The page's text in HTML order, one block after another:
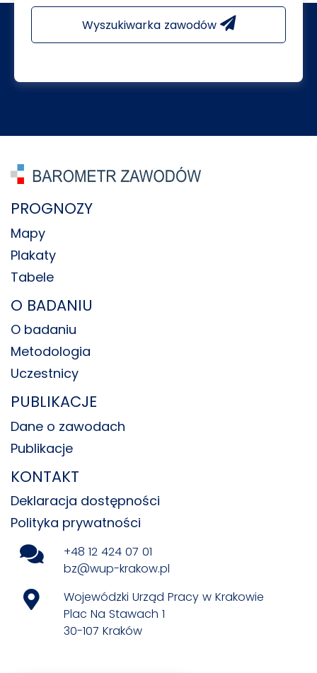
Wyszukiwarka zawodów
PROGNOZY
Mapy
Plakaty
Tabele
O BADANIU
O badaniu
Metodologia
Uczestnicy
PUBLIKACJE
Dane o zawodach
Publikacje
KONTAKT
Deklaracja dostępności
Polityka prywatności
+48 12 424 07 01
bz@wup-krakow.pl
Wojewódzki Urząd Pracy w Krakowie
Plac Na Stawach 1
30-107 Kraków